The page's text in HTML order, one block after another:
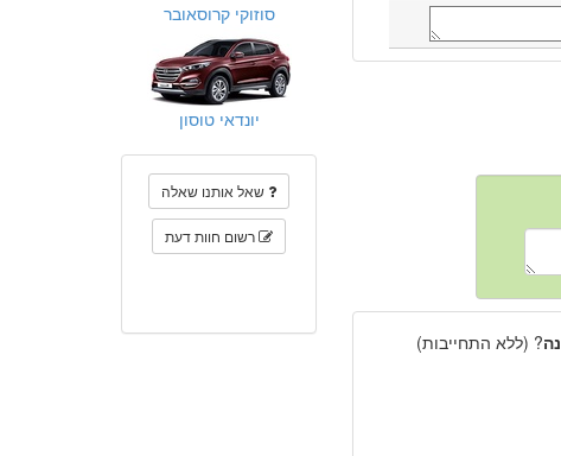
? (ללא התחייבות)
סוזוקי קרוסאובר
יונדאי טוסון
שאל אותנו שאלה
רשום חוות דעת